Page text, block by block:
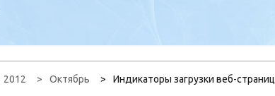
2012 Октябрь Индикаторы загрузки веб-страниц